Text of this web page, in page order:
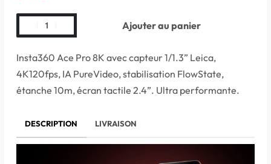
Ajouter au panier
Insta360 Ace Pro 8K avec capteur 1/1.3” Leica,
4K120fps, IA PureVideo, stabilisation FlowState,
étanche 10m, écran tactile 2.4”. Ultra performante.
DESCRIPTION LIVRAISON